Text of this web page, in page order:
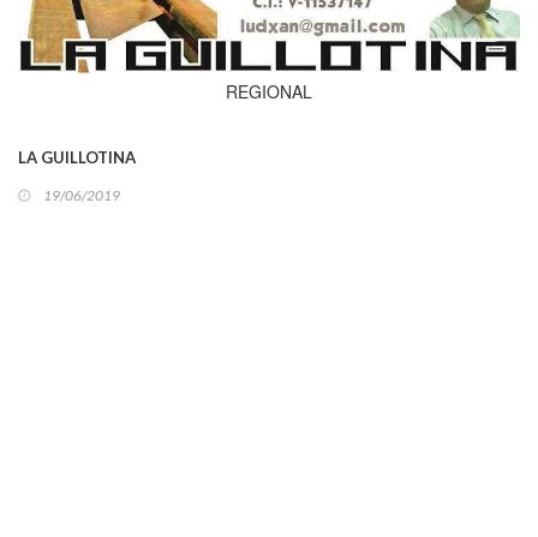
REGIONAL
LA GUILLOTINA
19/06/2019